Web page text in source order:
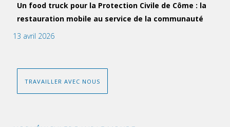
Un food truck pour la Protection Civile de Côme : la
restauration mobile au service de la communauté
13 avril 2026
TRAVAILLER AVEC NOUS